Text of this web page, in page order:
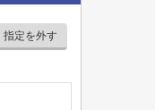
指定を外す